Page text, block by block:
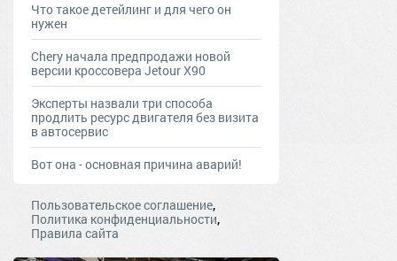
Что такое детейлинг и для чего он
нужен
Chery начала предпродажи новой
версии кроссовера Jetour X90
Эксперты назвали три способа
продлить ресурс двигателя без визита
в автосервис
Вот она - основная причина аварий!
Пользовательское соглашение,
Политика конфиденциальности,
Правила сайта